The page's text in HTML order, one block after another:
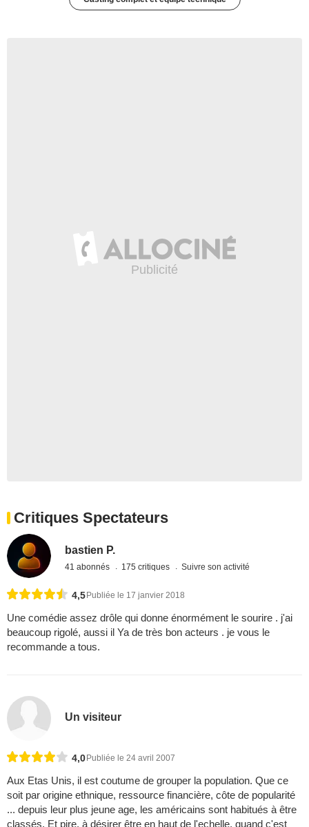
Critiques Spectateurs
bastien P.
41 abonnés 175 critiques Suivre son activité
4,5 Publiée le 17 janvier 2018
Une comédie assez drôle qui donne énormément le sourire . j'ai
beaucoup rigolé, aussi il Ya de très bon acteurs . je vous le
recommande a tous.
Un visiteur
4,0Publiée le 24 avril 2007
Aux Etas Unis, il est coutume de grouper la population. Que ce
soit par origine ethnique, ressource financière, côte de popularité
... depuis leur plus jeune age, les américains sont habitués à être
classés. Et pire, à désirer être en haut de l'echelle, quand c'est